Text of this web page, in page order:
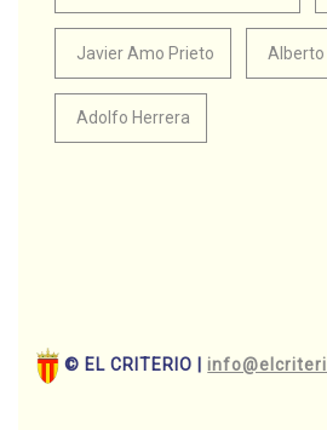
Javier Amo Prieto Alberto
Adolfo Herrera
© EL CRITERIO |